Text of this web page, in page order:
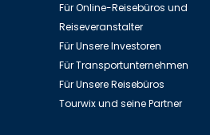
Für Online-Reisebüros und
Reiseveranstalter
Für Unsere Investoren
Für Transportunternehmen
Für Unsere Reisebüros
Tourwix und seine Partner